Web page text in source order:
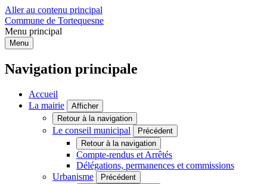
Aller au contenu principal
Commune de Tortequesne
Menu principal
Menu
Navigation principale
Accueil
La mairie
Afficher
Retour à la navigation
Le conseil municipal
Précédent
Retour à la navigation
Compte-rendus et Arrêtés
Délégations, permanences et commissions
Urbanisme
Précédent